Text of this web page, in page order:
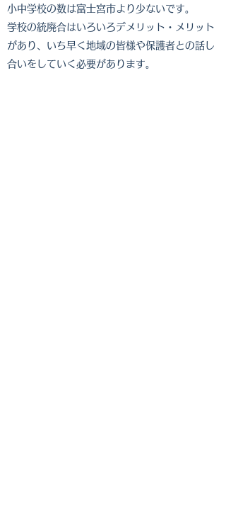
小中学校の数は富士宮市より少ないです。
​学校の統廃合はいろいろデメリット・メリット
があり、いち早く地域の皆様や保護者との話し
合いをしていく必要があります。